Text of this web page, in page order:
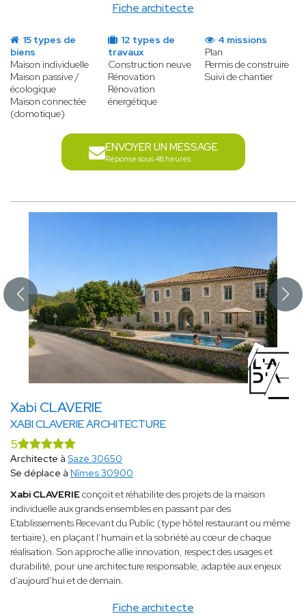
Fiche architecte
15 types de
biens
Maison individuelle
Maison passive /
écologique
Maison connectée
(domotique)
12 types de
travaux
Construction neuve
Rénovation
Rénovation
énergétique
4 missions
Plan
Permis de construire
Suivi de chantier
ENVOYER UN MESSAGE
Réponse sous 48 heures
Xabi CLAVERIE
XABI CLAVERIE ARCHITECTURE
Fiche architecte
5
Architecte à Saze 30650
Se déplace à Nîmes 30900
Xabi CLAVERIEconçoit et réhabilite des projets de la maison
individuelle aux grands ensembles en passant par des
Etablissements Recevant du Public (type hôtel restaurant ou même
tertiaire), en plaçant l’humain et la sobriété au cœur de chaque
réalisation. Son approche allie innovation, respect des usages et
durabilité, pour une architecture responsable, adaptée aux enjeux
d’aujourd’hui et de demain.